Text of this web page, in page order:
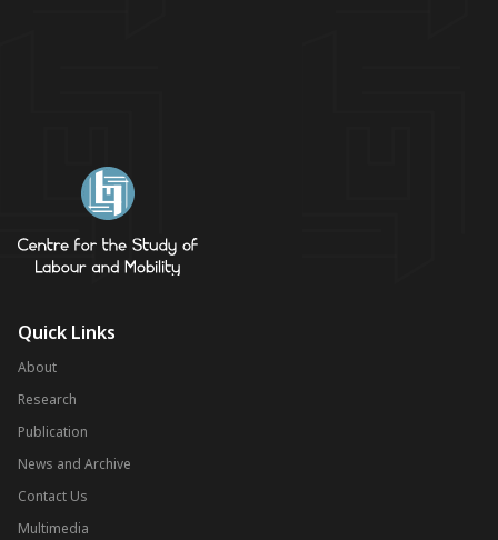
Quick Links
About
Research
Publication
News and Archive
Contact Us
Multimedia